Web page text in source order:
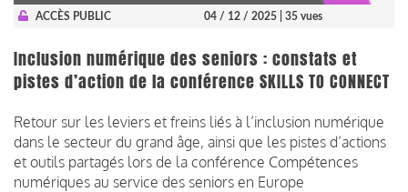
ACCÈS PUBLIC 04 / 12 / 2025 | 35 vues
Inclusion numérique des seniors : constats et
pistes d’action de la conférence SKILLS TO CONNECT
Retour sur les leviers et freins liés à l’inclusion numérique
dans le secteur du grand âge, ainsi que les pistes d’actions
et outils partagés lors de la conférence Compétences
numériques au service des seniors en Europe